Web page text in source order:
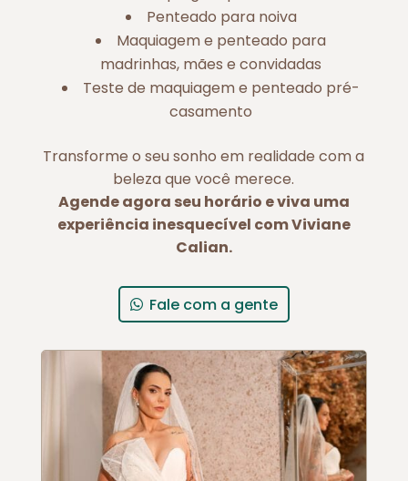
Penteado para noiva
Maquiagem e penteado para
madrinhas, mães e convidadas
Teste de maquiagem e penteado pré-
casamento
Transforme o seu sonho em realidade com a
beleza que você merece.
Agende agora seu horário e viva uma
experiência inesquecível com Viviane
Calian.
Fale com a gente